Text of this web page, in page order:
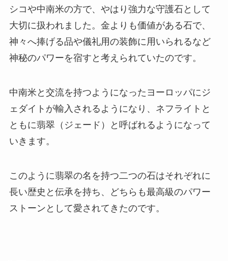
シコや中南米の方で、やはり強力な守護石として
大切に扱われました。金よりも価値がある石で、
神々へ捧げる品や儀礼用の装飾に用いられるなど
神秘のパワーを宿すと考えられていたのです。
中南米と交流を持つようになったヨーロッパにジ
ェダイトが輸入されるようになり、ネフライトと
ともに翡翠（ジェード）と呼ばれるようになって
いきます。
このように翡翠の名を持つ二つの石はそれぞれに
長い歴史と伝承を持ち、どちらも最高級のパワー
ストーンとして愛されてきたのです。